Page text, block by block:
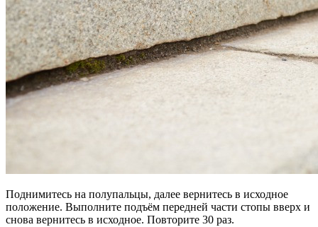
Поднимитесь на полупальцы, далее вернитесь в исходное
положение. Выполните подъём передней части стопы вверх и
снова вернитесь в исходное. Повторите 30 раз.